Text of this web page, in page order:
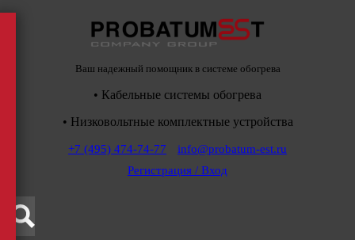
Ваш надежный помощник в системе обогрева
• Кабельные системы обогрева
• Низковольтные комплектные устройства
+7 (495) 474-74-77
info@probatum-est.ru
Регистрация / Вход